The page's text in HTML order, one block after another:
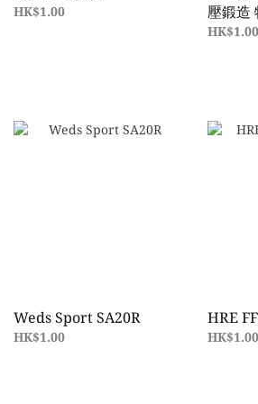
HK$1.00
壓鍛造
HK$1.00
Weds Sport SA20R
HK$1.00
HRE
HK$1.00